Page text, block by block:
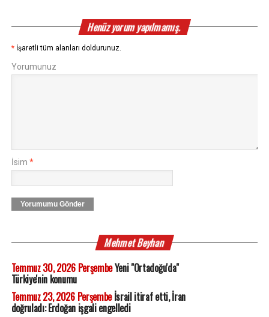
Henüz yorum yapılmamış.
* İşaretli tüm alanları doldurunuz.
Yorumunuz
İsim *
Yorumumu Gönder
Mehmet Beyhan
Temmuz 30, 2026 PerşembeYeni "Ortadoğu'da"
Türkiye'nin konumu
Temmuz 23, 2026 Perşembeİsrail itiraf etti, İran
doğruladı: Erdoğan işgali engelledi